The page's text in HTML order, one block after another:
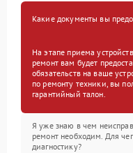
Какие документы вы
На этапе приема
ремонт вам будет
обязательств на ваше
по ремонту техники, вы
гарантийный талон.
Я уже знаю в чем
ремонт необходим. Для
диагностику?